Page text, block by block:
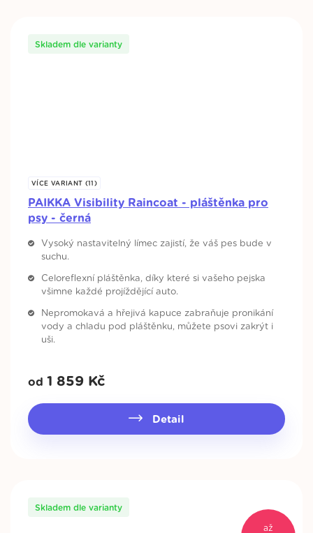
VÍCE VARIANT (11)
PAIKKA Visibility Raincoat - pláštěnka pro
psy - černá
Skladem dle varianty
Vysoký nastavitelný límec zajistí, že váš pes bude v
suchu.
Celoreflexní pláštěnka, díky které si vašeho pejska
všimne každé projíždějící auto.
Nepromokavá a hřejivá kapuce zabraňuje pronikání
vody a chladu pod pláštěnku, můžete psovi zakrýt i
uši.
od 1 859 Kč
Detail
až
Skladem dle varianty